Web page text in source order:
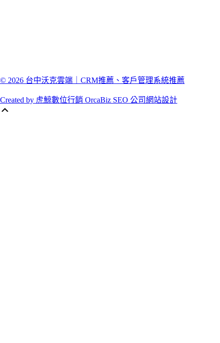
© 2026 台中沃克雲端｜CRM推薦、客戶管理系統推薦
Created by 虎鯨數位行銷 OrcaBiz SEO 公司網站設計